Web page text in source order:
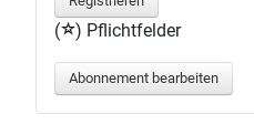
( ) Pflichtfelder
Abonnement bearbeiten